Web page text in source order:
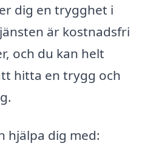
dig en trygghet i
är kostnadsfri
och du kan helt
hitta en trygg och
hjälpa dig med: